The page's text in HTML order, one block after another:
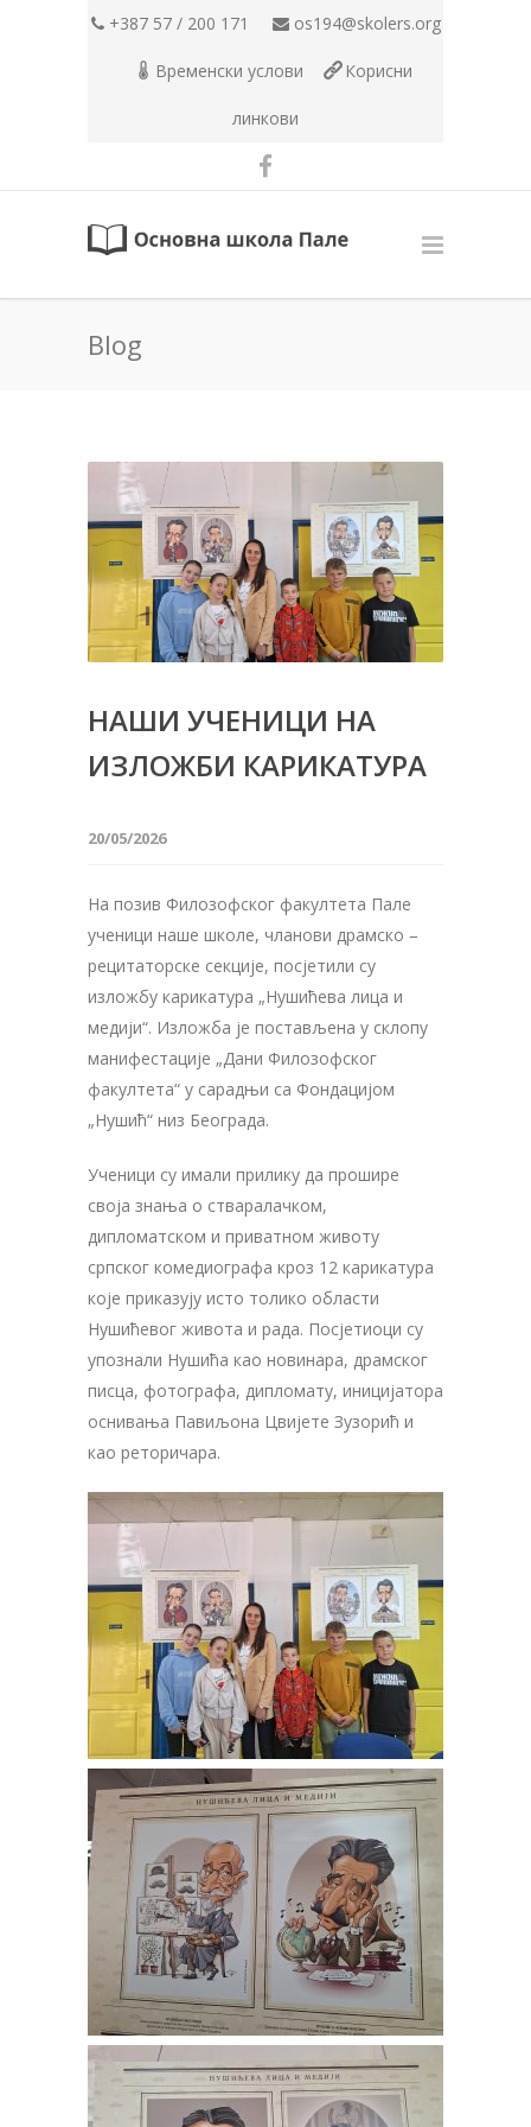
+387 57 / 200 171 os194@skolers.org
Временски услови Корисни
линкови
Blog
НАШИ УЧЕНИЦИ НА
ИЗЛОЖБИ КАРИКАТУРА
20/05/2026
На позив Филозофског факултета Пале
ученици наше школе, чланови драмско –
рецитаторске секције, посјетили су
изложбу карикатура „Нушићева лица и
медији“. Изложба је постављена у склопу
манифестације „Дани Филозофског
факултета“ у сарадњи са Фондацијом
„Нушић“ низ Београда.
Ученици су имали прилику да прошире
своја знања о стваралачком,
дипломатском и приватном животу
српског комедиографа кроз 12 карикатура
које приказују исто толико области
Нушићевог живота и рада. Посјетиоци су
упознали Нушића као новинара, драмског
писца, фотографа, дипломату, иницијатора
оснивања Павиљона Цвијете Зузорић и
као реторичара.